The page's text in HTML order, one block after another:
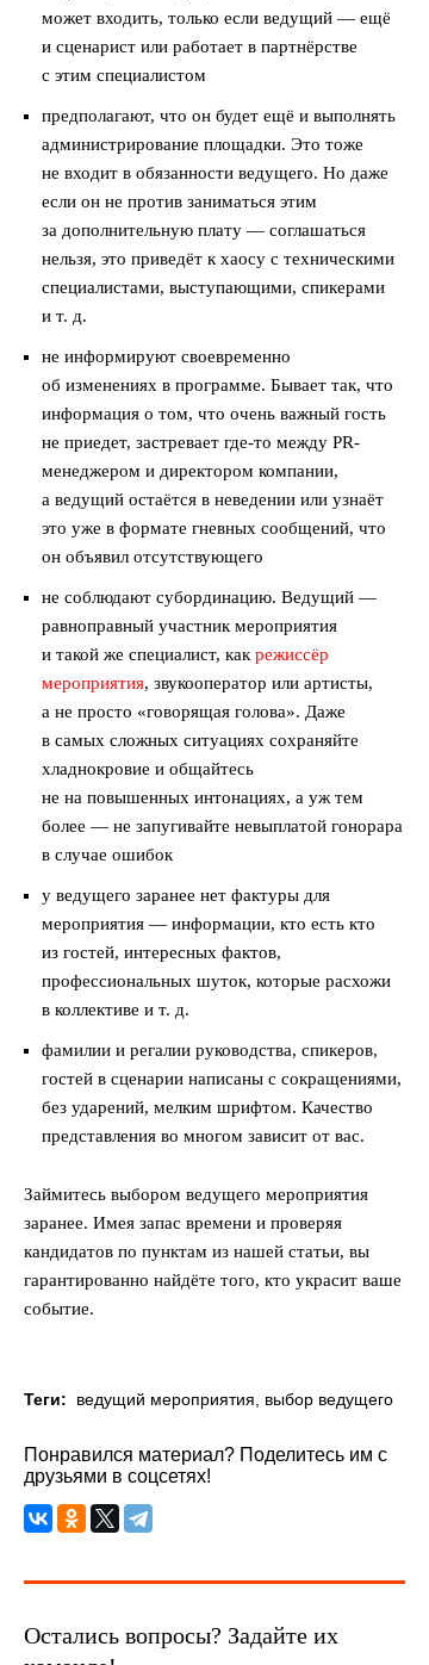
может входить, только если ведущий — ещё
и сценарист или работает в партнёрстве
с этим специалистом
предполагают, что он будет ещё и выполнять
администрирование площадки. Это тоже
не входит в обязанности ведущего. Но даже
если он не против заниматься этим
за дополнительную плату — соглашаться
нельзя, это приведёт к хаосу с техническими
специалистами, выступающими, спикерами
и т. д.
не информируют своевременно
об изменениях в программе. Бывает так, что
информация о том, что очень важный гость
не приедет, застревает где-то между PR-
менеджером и директором компании,
а ведущий остаётся в неведении или узнаёт
это уже в формате гневных сообщений, что
он объявил отсутствующего
не соблюдают субординацию. Ведущий —
равноправный участник мероприятия
и такой же специалист, как режиссёр
мероприятия, звукооператор или артисты,
а не просто «говорящая голова». Даже
в самых сложных ситуациях сохраняйте
хладнокровие и общайтесь
не на повышенных интонациях, а уж тем
более — не запугивайте невыплатой гонорара
в случае ошибок
у ведущего заранее нет фактуры для
мероприятия — информации, кто есть кто
из гостей, интересных фактов,
профессиональных шуток, которые расхожи
в коллективе и т. д.
фамилии и регалии руководства, спикеров,
гостей в сценарии написаны с сокращениями,
без ударений, мелким шрифтом. Качество
представления во многом зависит от вас.
Займитесь выбором ведущего мероприятия
заранее. Имея запас времени и проверяя
кандидатов по пунктам из нашей статьи, вы
гарантированно найдёте того, кто украсит ваше
событие.
Теги: ведущий мероприятия выбор ведущего
Понравился материал? Поделитесь им с
друзьями в соцсетях!